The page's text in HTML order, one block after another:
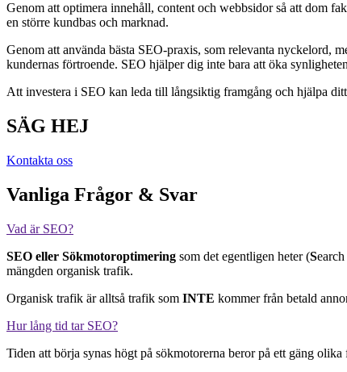
Genom att optimera innehåll, content och webbsidor så att dom
en större kundbas och marknad.
Genom att använda bästa SEO-praxis, som relevanta nyckelord,
kundernas förtroende. SEO hjälper dig inte bara att öka
Att investera i SEO kan leda till långsiktig framgång och hjälpa
SÄG HEJ
Kontakta oss
Vanliga Frågor & Svar
Vad är SEO?
SEO eller Sökmotoroptimering som det egentligen heter (Search
mängden organisk trafik.
Organisk trafik är alltså trafik som INTE kommer från betald
Hur lång tid tar SEO?
Tiden att börja synas högt på sökmotorerna beror på ett gäng olika